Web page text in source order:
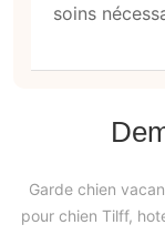
soins
Garde chien
pour chien Tilff,